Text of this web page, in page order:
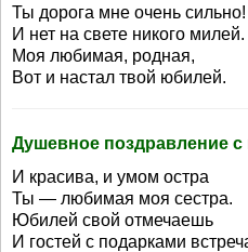
Ты дорога мне очень сильно!
И нет на свете никого милей.
Моя любимая, родная,
Вот и настал твой юбилей.
Душевное поздравление
И красива, и умом остра
Ты — любимая моя сестра.
Юбилей свой отмечаешь
И гостей с подарками